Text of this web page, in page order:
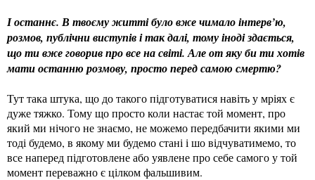
І останнє. В твоєму житті було вже чимало інтерв’ю,
розмов, публічни виступів і так далі, тому іноді здається,
що ти вже говорив про все на світі. Але от яку би ти хотів
мати останню розмову, просто перед самою смертю?
Тут така штука, що до такого підготуватися навіть у мріях є
дуже тяжко. Тому що просто коли настає той момент, про
який ми нічого не знаємо, не можемо передбачити якими ми
тоді будемо, в якому ми будемо стані і шо відчуватимемо, то
все наперед підготовлене або уявлене про себе самого у той
момент переважно є цілком фальшивим.